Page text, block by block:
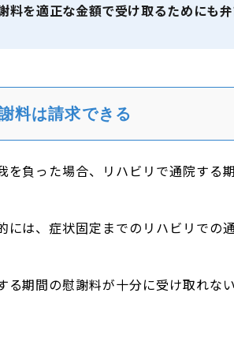
料を適正な金額で受け取るためにも
料は請求できる
を負った場合、リハビリで通院する
には、症状固定までのリハビリでの
る期間の慰謝料が十分に受け取れな